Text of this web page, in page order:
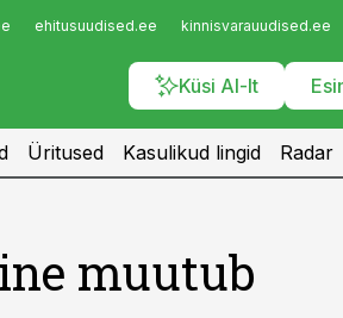
ehitusuudised.ee kinnisvarauudised.ee
Küsi AI-lt
Üritused Kasulikud lingid Radar
muutub